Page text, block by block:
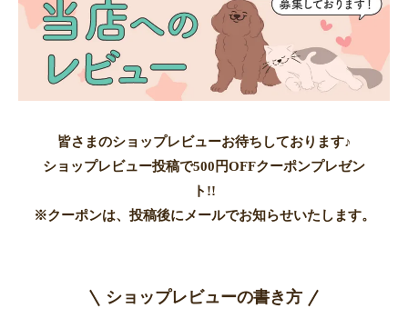
皆さまのショップレビューお待ちしております♪
ショップレビュー投稿で500円OFFクーポンプレゼン
ト!!
※クーポンは、投稿後にメールでお知らせいたします。
ショップレビューの書き方